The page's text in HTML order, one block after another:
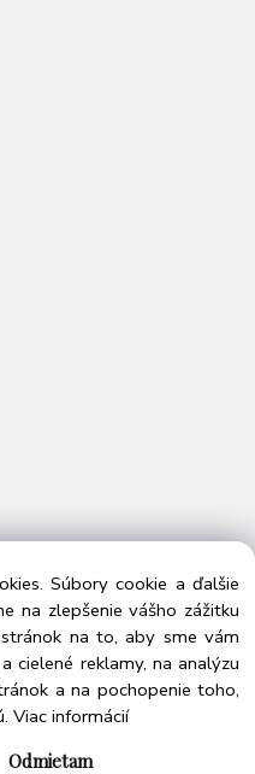
Súbory cookie a ďalšie
na zlepšenie vášho zážitku
na to, aby sme vám
cielené reklamy, na analýzu
a na pochopenie toho,
Viac informácií
Odmietam